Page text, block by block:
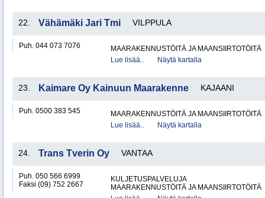
22. Vähämäki Jari Tmi VILPPULA
Puh. 044 073 7076
MAARAKENNUSTÖITÄ JA MAANSIIRTOTÖITÄ
Lue lisää..
Näytä kartalla
23. Kaimare Oy Kainuun Maarakenne KAJAANI
Puh. 0500 383 545
MAARAKENNUSTÖITÄ JA MAANSIIRTOTÖITÄ
Lue lisää..
Näytä kartalla
24. Trans Tverin Oy VANTAA
Puh. 050 566 6999
Faksi (09) 752 2667
KULJETUSPALVELUJA
MAARAKENNUSTÖITÄ JA MAANSIIRTOTÖITÄ